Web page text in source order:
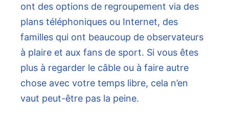
ont des options de regroupement via des
plans téléphoniques ou Internet, des
familles qui ont beaucoup de observateurs
à plaire et aux fans de sport. Si vous êtes
plus à regarder le câble ou à faire autre
chose avec votre temps libre, cela n’en
vaut peut-être pas la peine.